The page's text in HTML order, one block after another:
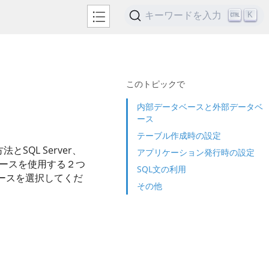
キーワードを入力 K
このトピックで
内部データベースと外部データベ
ース
テーブル作成時の設定
アプリケーション発行時の設定
SQL文の利用
その他
とSQL Server、
スを使用する２つ
スを選択してくだ